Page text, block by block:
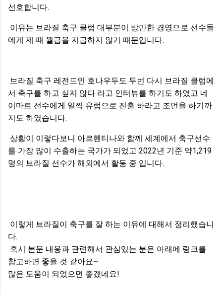
선호합니다.
이유는 브라질 축구 클럽 대부분이 방만한 경영으로 선수들
에게 제 때 월급을 지급하지 않기 때문입니다.
브라질 축구 레전드인 호나우두도 두번 다시 브라질 클럽에
서 축구를 하고 싶지 않다 라고 인터뷰를 하기도 하였고 네
이마르 선수에게 일찍 유럽으로 진출 하라고 조언을 하기까
지도 하였습니다.
상황이 이렇다보니 아르헨티나와 함께 세계에서 축구선수
를 가장 많이 수출하는 국가가 되었고 2022년 기준 약1,219
명의 브라질 선수가 해외에서 활동 중 입니다.
이렇게 브라질이 축구를 잘 하는 이유에 대해서 정리했습니
다.
혹시 본문 내용과 관련해서 관심있는 분은 아래에 링크를
참고하면 좋을 것 같아요~
많은 도움이 되었으면 좋겠네요!